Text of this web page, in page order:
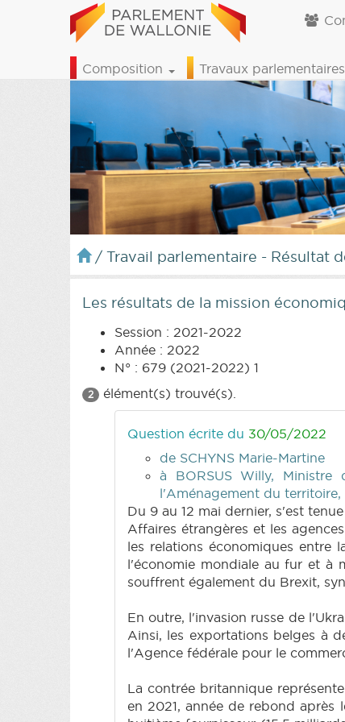
Composition Travaux parlementaires
/ Travail parlementaire - Résultat
Les résultats de la mission
Session : 2021-2022
Année : 2022
N° : 679 (2021-2022) 1
2 élément(s) trouvé(s).
Question écrite du 30/05/2022
de SCHYNS Marie-Martine
à BORSUS Willy,
l'Aménagement du
Du 9 au 12 mai dernier, s'est
Affaires étrangères et les
les relations économiques entre
l'économie mondiale au fur et à
souffrent également du Brexit,
En outre, l'invasion russe de
Ainsi, les exportations belges à
l'Agence fédérale pour le
La contrée britannique
en 2021, année de rebond